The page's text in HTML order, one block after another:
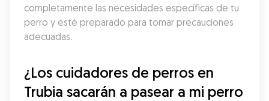
completamente las necesidades específicas de tu
perro y esté preparado para tomar precauciones
adecuadas.
¿Los cuidadores de perros en
Trubia sacarán a pasear a mi perro